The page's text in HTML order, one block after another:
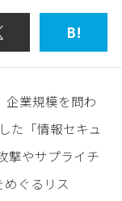
B!
企業規模を問わ
た「情報セキュ
撃やサプライチ
ぐるリス